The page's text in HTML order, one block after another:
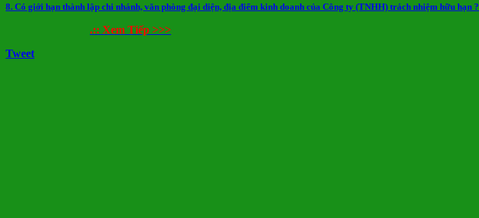
8. Có giới hạn thành lập chi nhánh, văn phòng đại diện, địa điểm kinh doanh của Công ty (TNHH) trách nhiệm hữu hạn ?
.:: Xem Tiếp >>>
Tweet